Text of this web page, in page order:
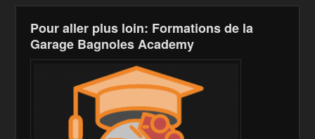
Pour aller plus loin: Formations de la
Garage Bagnoles Academy